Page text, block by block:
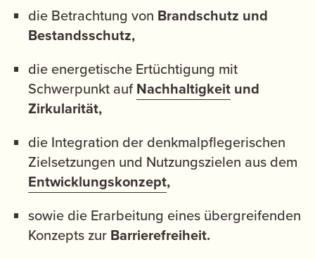
die Betrachtung von Brandschutz und
Bestandsschutz,
die energetische Ertüchtigung mit
Schwerpunkt aufNachhaltigkeit und
Zirkularität,
die Integration der denkmalpflegerischen
Zielsetzungen und Nutzungszielen aus dem
Entwicklungskonzept,
sowie die Erarbeitung eines übergreifenden
Konzepts zur Barrierefreiheit.